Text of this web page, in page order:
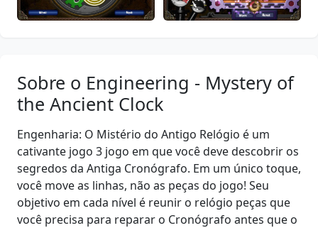
Sobre o Engineering - Mystery of
the Ancient Clock
Engenharia: O Mistério do Antigo Relógio é um
cativante jogo 3 jogo em que você deve descobrir os
segredos da Antiga Cronógrafo. Em um único toque,
você move as linhas, não as peças do jogo! Seu
objetivo em cada nível é reunir o relógio peças que
você precisa para reparar o Cronógrafo antes que o